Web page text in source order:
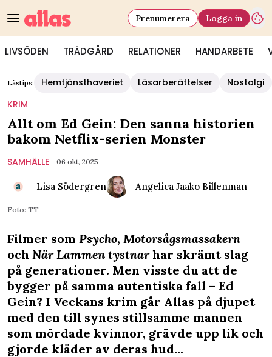
LIVSÖDEN TRÄDGÅRD RELATIONER HANDARBETE
Prenumerera Logga in
Lästips: Hemtjänsthaveriet Läsarberättelser
Nostalgi
KRIM
Allt om Ed Gein: Den sanna historien
bakom Netflix-serien Monster
SAMHÄLLE 06 okt, 2025
Lisa Södergren Angelica Jaako Billenman
Foto: TT
Filmer som Psycho, Motorsågsmassakern
och När Lammen tystnarhar skrämt slag
på generationer. Men visste du att de
bygger på samma autentiska fall – Ed
Gein? I Veckans krim går Allas på djupet
med den till synes stillsamme mannen
som mördade kvinnor, grävde upp lik och
gjorde kläder av deras hud...